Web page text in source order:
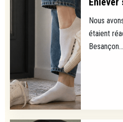
Nous
étaient